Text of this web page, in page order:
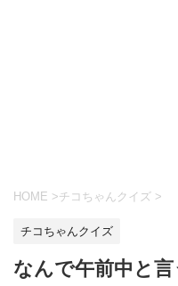
HOME >チコちゃんクイズ >
チコちゃんクイズ
なんで午前中と